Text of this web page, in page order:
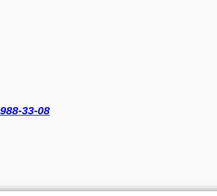
33-08